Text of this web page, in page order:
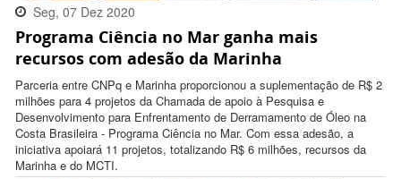
Seg, 07 Dez 2020
12:31:00 -0300
Programa Ciência no Mar ganha mais
recursos com adesão da Marinha
Parceria entre CNPq e Marinha proporcionou a suplementação de R$ 2
milhões para 4 projetos da Chamada de apoio à Pesquisa e
Desenvolvimento para Enfrentamento de Derramamento de Óleo na
Costa Brasileira - Programa Ciência no Mar. Com essa adesão, a
iniciativa apoiará 11 projetos, totalizando R$ 6 milhões, recursos da
Marinha e do MCTI.